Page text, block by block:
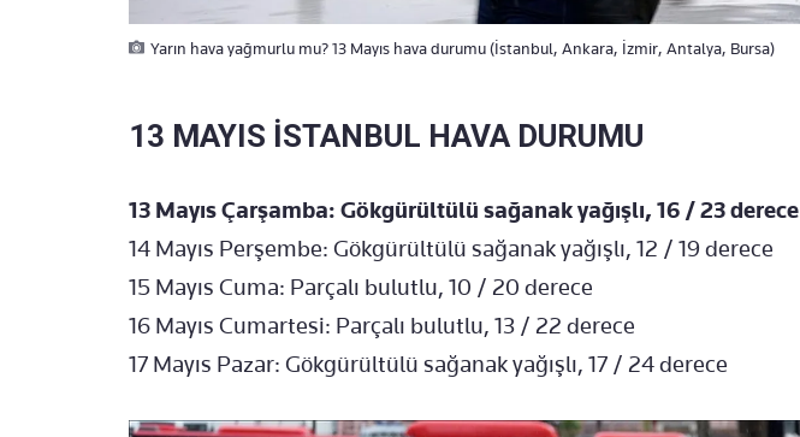
Yarın hava yağmurlu mu? 13 Mayıs hava durumu (İstanbul, Ankara, İzmir, Antalya, Bursa)
13 MAYIS İSTANBUL HAVA DURUMU
13 Mayıs Çarşamba: Gökgürültülü sağanak yağışlı, 16 / 23 derece
14 Mayıs Perşembe: Gökgürültülü sağanak yağışlı, 12 / 19 derece
15 Mayıs Cuma: Parçalı bulutlu, 10 / 20 derece
16 Mayıs Cumartesi: Parçalı bulutlu, 13 / 22 derece
17 Mayıs Pazar: Gökgürültülü sağanak yağışlı, 17 / 24 derece